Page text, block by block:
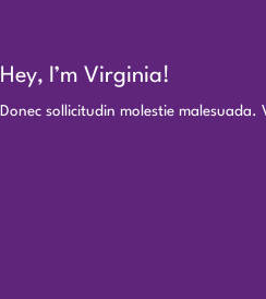
Hey, I’m Virginia!
Donec sollicitudin molestie